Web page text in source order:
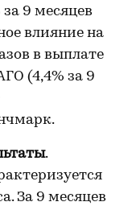
9 месяцев
влияние на
в выплате
(4,4% за 9
.
За 9 месяцев